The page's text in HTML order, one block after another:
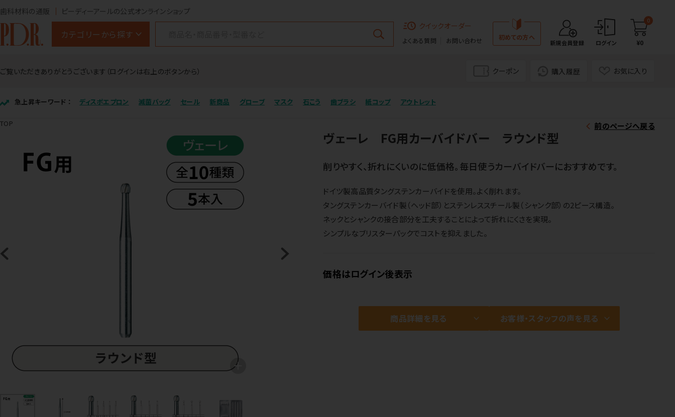
歯科材料の通販 ピーディーアールの公式オンラインショップ
カテゴリーから探す
クイックオーダー
よくある質問 お問い合わせ 初めての方へ
新規会員登録 ログイン
0
¥0
ご覧いただきありがとうございます（ログインは右上のボタンから） クーポン 購入履歴 お気に入り
急上昇キーワード ： ディスポエプロン 滅菌バッグ セール 新商品 グローブ マスク 石こう 歯ブラシ 紙コップ アウトレット
TOP 前のページへ戻る
ヴェーレ FG用カーバイドバー ラウンド型
削りやすく、折れにくいのに低価格。毎日使うカーバイドバーにおすすめです。
ドイツ製高品質タングステンカーバイドを使用。よく削れます。
タングステンカーバイド製（ヘッド部）とステンレススチール製（シャンク部）の2ピース構造。
ネックとシャンクの接合部分を工夫することによって折れにくさを実現。
シンプルなブリスターパックでコストを抑えました。
価格はログイン後表示
商品詳細を見る お客様・スタッフの声を見る